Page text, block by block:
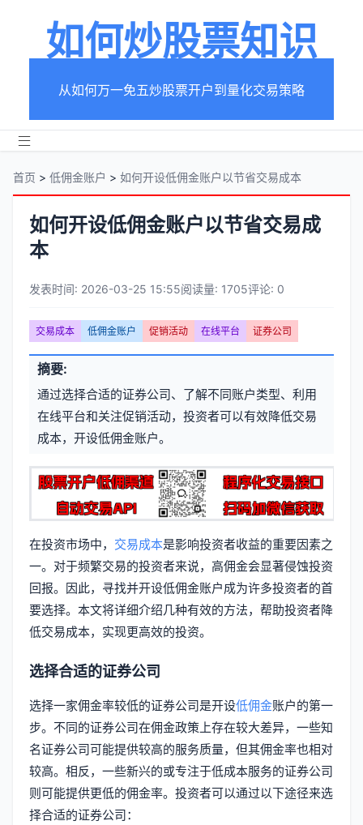
如何炒股票知识
从如何万一免五炒股票开户到量化交易策略
首页 > 低佣金账户 > 如何开设低佣金账户以节省交易成本
如何开设低佣金账户以节省交易成
本
章
元
信
息
发表时间: 2026-03-25 15:55阅读量: 1705评论: 0
文
章
标
签
交易成本 低佣金账户 促销活动 在线平台 证券公司
摘要:
通过选择合适的证券公司、了解不同账户类型、利用
在线平台和关注促销活动，投资者可以有效降低交易
成本，开设低佣金账户。
在投资市场中， 交易成本是影响投资者收益的重要因素之
一。对于频繁交易的投资者来说，高佣金会显著侵蚀投资
回报。因此，寻找并开设低佣金账户成为许多投资者的首
要选择。本文将详细介绍几种有效的方法，帮助投资者降
低交易成本，实现更高效的投资。
选择合适的证券公司
选择一家佣金率较低的证券公司是开设低佣金账户的第一
步。不同的证券公司在佣金政策上存在较大差异，一些知
名证券公司可能提供较高的服务质量，但其佣金率也相对
较高。相反，一些新兴的或专注于低成本服务的证券公司
则可能提供更低的佣金率。投资者可以通过以下途径来选
择合适的证券公司：